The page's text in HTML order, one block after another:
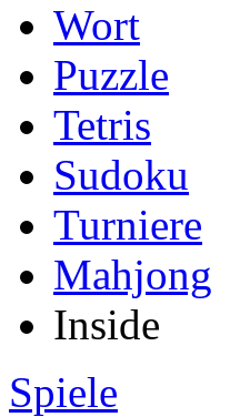
Wort
Puzzle
Tetris
Sudoku
Turniere
Mahjong
Inside
Spiele